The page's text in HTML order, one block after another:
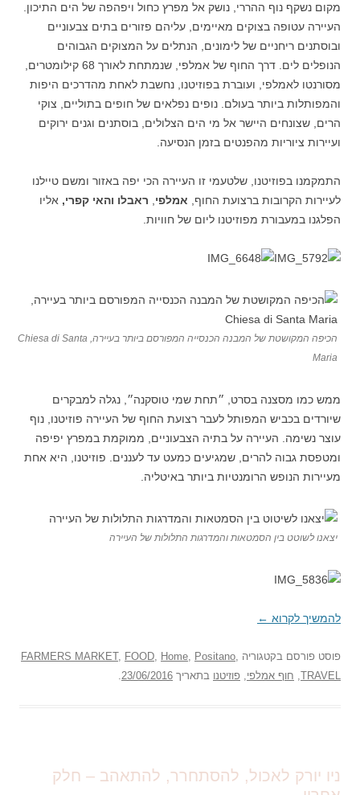
מקום נשקף נוף ההררי, נושק אל מפרץ כחול ויפהפה של הים התיכון.
העיירה עטופה בצוקים מאיימים, עליהם פזורים בתים צבעוניים
ובוסתנים ריחניים של לימונים, הנתלים על המצוקים הגבוהים
הנופלים לים. דרך החוף של אמלפי, שנמתחת לאורך 68 קילומטרים,
מסורנטו לאמלפי, ועוברת בפוזיטנו, נחשבת לאחת מהדרכים היפות
והמפותלות ביותר בעולם. נופים נפלאים של חופים בתוליים, צוקי
הרים, שצונחים היישר אל מי הים הצלולים, בוסתנים וגנים ירוקים
ועיירות ציוריות מהפנטים בזמן הנסיעה.
התמקמנו בפוזיטנו, שלטעמי זו העיירה הכי יפה באזור ומשם טיילנו
לעיירות הקרובות ברצועת החוף, אמלפי, ראבלו והאי קפרי, אליו
הפלגנו במעבורת מפוזיטנו ליום של חוויות.
הכיפה המקושטת של המבנה הכנסייה המפורסם ביותר בעיירה, Chiesa di Santa
Maria
ממש כמו מסצנה בסרט, ״תחת שמי טוסקנה״, נגלה למבקרים
שיורדים בכביש המפותל לעבר רצועת החוף של העיירה פוזיטנו, נוף
עוצר נשימה. העיירה על בתיה הצבעוניים, ממוקמת במפרץ יפיפה
ומטפסת גבוה להרים, שמגיעים כמעט עד לעננים. פוזיטנו, היא אחת
מעיירות הנופש הרומנטיות ביותר באיטליה.
יצאנו לשוטט בין הסמטאות והמדרגות התלולות של העיירה
להמשיך לקרוא ←
פוסט פורסם בקטגוריה FARMERS MARKET, FOOD, Home, Positano,
TRAVEL
, חוף אמלפי, פוזיטנו בתאריך 23/06/2016
.
ניו יורק לאכול, להסתחרר, להתאהב – חלק